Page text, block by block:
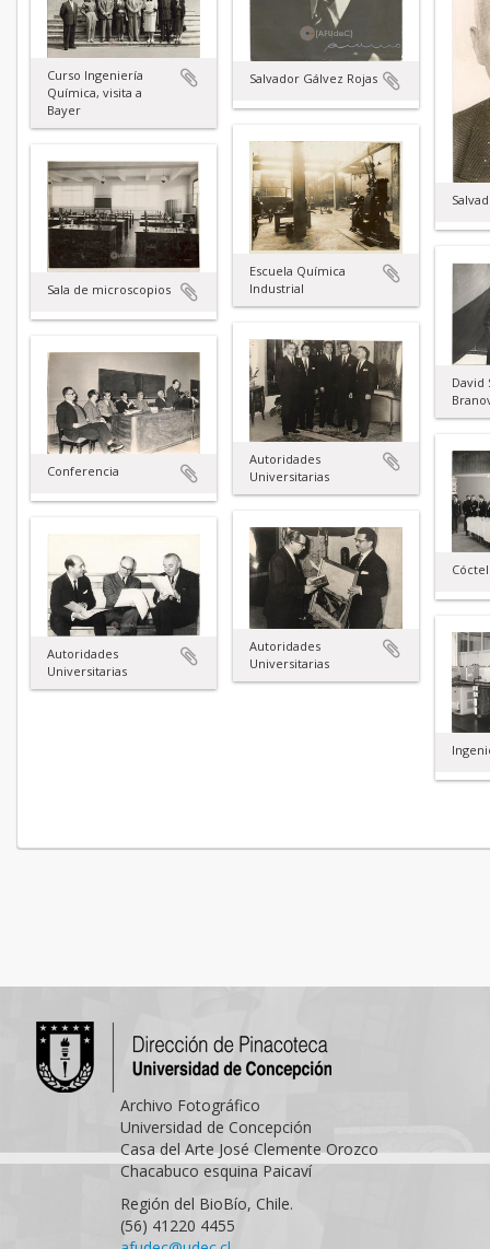
Salvador Gálvez Rojas
Curso Ingeniería
Química, visita a
Bayer
Escuela Química
Industrial
Sala de microscopios
David
Autoridades
Universitarias
Conferencia
Autoridades
Universitarias
Autoridades
Universitarias
Archivo Fotográfico
Universidad de Concepción
Casa del Arte José Clemente Orozco
Chacabuco esquina Paicaví
Región del BioBío, Chile.
(56) 41220 4455